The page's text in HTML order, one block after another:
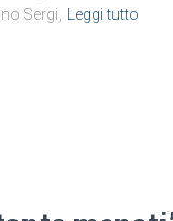
Sergi,
Leggi tutto